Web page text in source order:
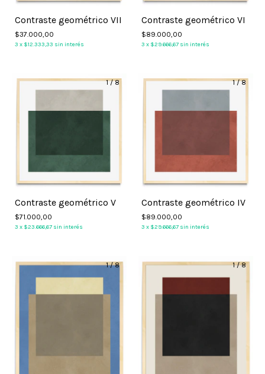
Contraste geométrico VII
$37.000,00
3 x $12.333,33 sin interés
Contraste geométrico VI
$89.000,00
3 x $29.666,67 sin interés
1/8
Contraste geométrico V
$71.000,00
3 x $23.666,67 sin interés
1/8
Contraste geométrico IV
$89.000,00
3 x $29.666,67 sin interés
1/8 1/8